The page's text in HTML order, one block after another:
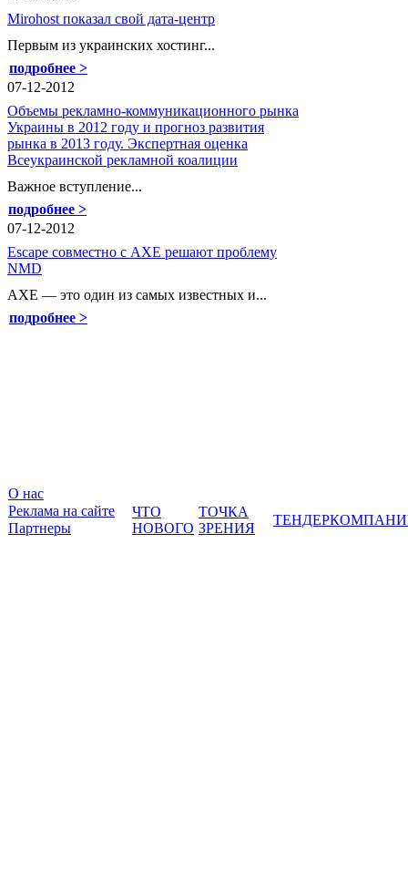
Mirohost показал свой дата-центр
Первым из украинских хостинг...
подробнее >
07-12-2012
Объемы рекламно-коммуникационного рынка
Украины в 2012 году и прогноз развития
рынка в 2013 году. Экспертная оценка
Всеукраинской рекламной коалиции
Важное вступление...
подробнее >
07-12-2012
Escape совместно с AXE решают проблему
NMD
AXE — это один из самых известных и...
подробнее >
О нас
Реклама на сайте
Партнеры
ЧТО
НОВОГО
ТОЧКА
ЗРЕНИЯ
ТЕНДЕР